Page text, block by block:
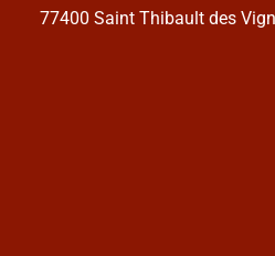
77400 Saint Thibault des